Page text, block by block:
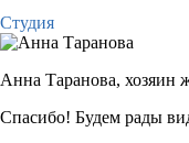
Студия
Анна Таранова, хозяин
Спасибо! Будем рады